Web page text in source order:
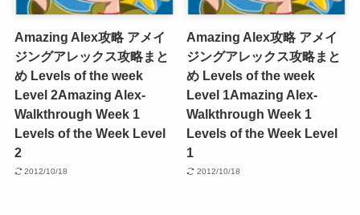
Amazing Alex攻略 アメイ
ジングアレックス攻略まと
め Levels of the week
Level 2Amazing Alex-
Walkthrough Week 1
Levels of the Week Level
2
2012/10/18
Amazing Alex攻略 アメイ
ジングアレックス攻略まと
め Levels of the week
Level 1Amazing Alex-
Walkthrough Week 1
Levels of the Week Level
1
2012/10/18